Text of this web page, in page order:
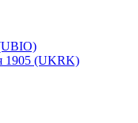
1905 (UKRK)